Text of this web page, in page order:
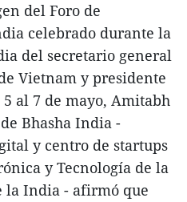
del Foro de
celebrado durante la
del secretario general
Vietnam y presidente
al 7 de mayo, Amitabh
Bhasha India -
y centro de startups
y Tecnología de la
la India - afirmó que